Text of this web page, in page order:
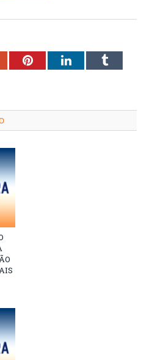
PinterestLinkedInTumblr